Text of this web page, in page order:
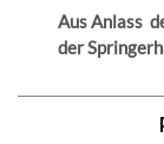
Aus Anlass
der